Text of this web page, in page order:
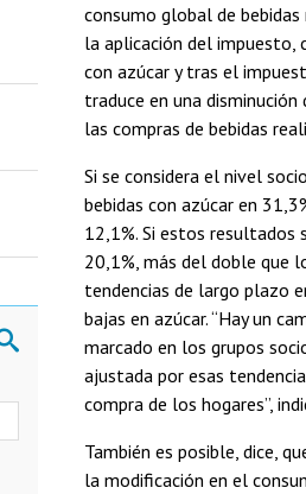
consumo global de
la aplicación del impuesto,
con azúcar y tras el
traduce en una
las compras de bebidas
Si se considera el nivel
bebidas con azúcar en
12,1%. Si estos resultados
20,1%, más del doble que
tendencias de largo plazo
bajas en azúcar. “Hay un
marcado en los grupos
ajustada por esas
compra de los hogares”,
También es posible, dice,
la modificación en el